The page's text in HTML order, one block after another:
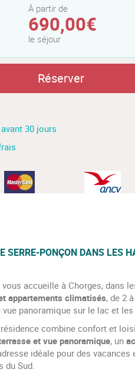
SERRE-PONÇON DANS LES
vous accueille à Chorges, dans
appartements climatisés, de 2
panoramique sur le lac et
combine confort et
et vue panoramique, un
adresse idéale pour des
du Sud.
À partir de
690,00€
le séjour
Réserver
30 jours